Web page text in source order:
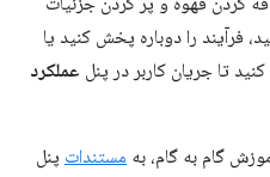
فرآیند را دوباره پخش کنید یا
تا جریان کاربر در پنل عملکرد
گام به گام، به مستندات پنل